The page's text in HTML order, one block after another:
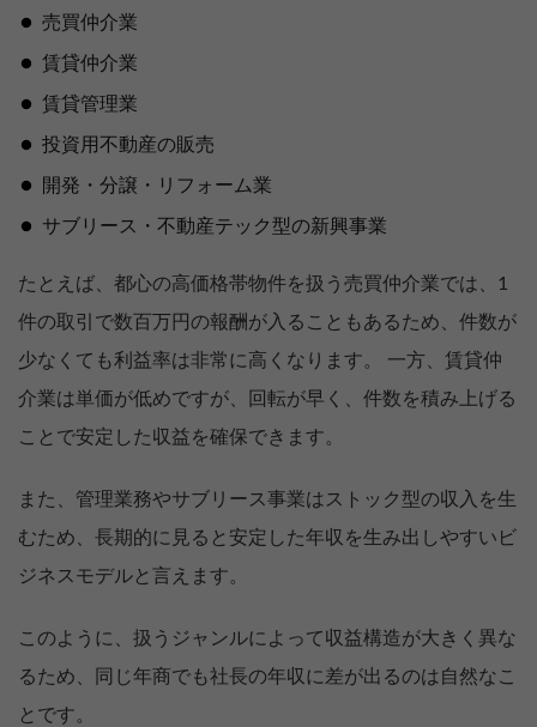
売買仲介業
賃貸仲介業
賃貸管理業
投資用不動産の販売
開発・分譲・リフォーム業
サブリース・不動産テック型の新興事業
たとえば、都心の高価格帯物件を扱う売買仲介業では、1
件の取引で数百万円の報酬が入ることもあるため、件数が
少なくても利益率は非常に高くなります。 一方、賃貸仲
介業は単価が低めですが、回転が早く、件数を積み上げる
ことで安定した収益を確保できます。
また、管理業務やサブリース事業はストック型の収入を生
むため、長期的に見ると安定した年収を生み出しやすいビ
ジネスモデルと言えます。
このように、扱うジャンルによって収益構造が大きく異な
るため、同じ年商でも社長の年収に差が出るのは自然なこ
とです。